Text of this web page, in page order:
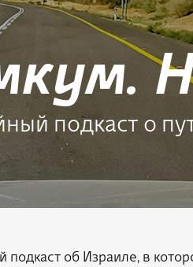
подкаст о
об Израиле, в